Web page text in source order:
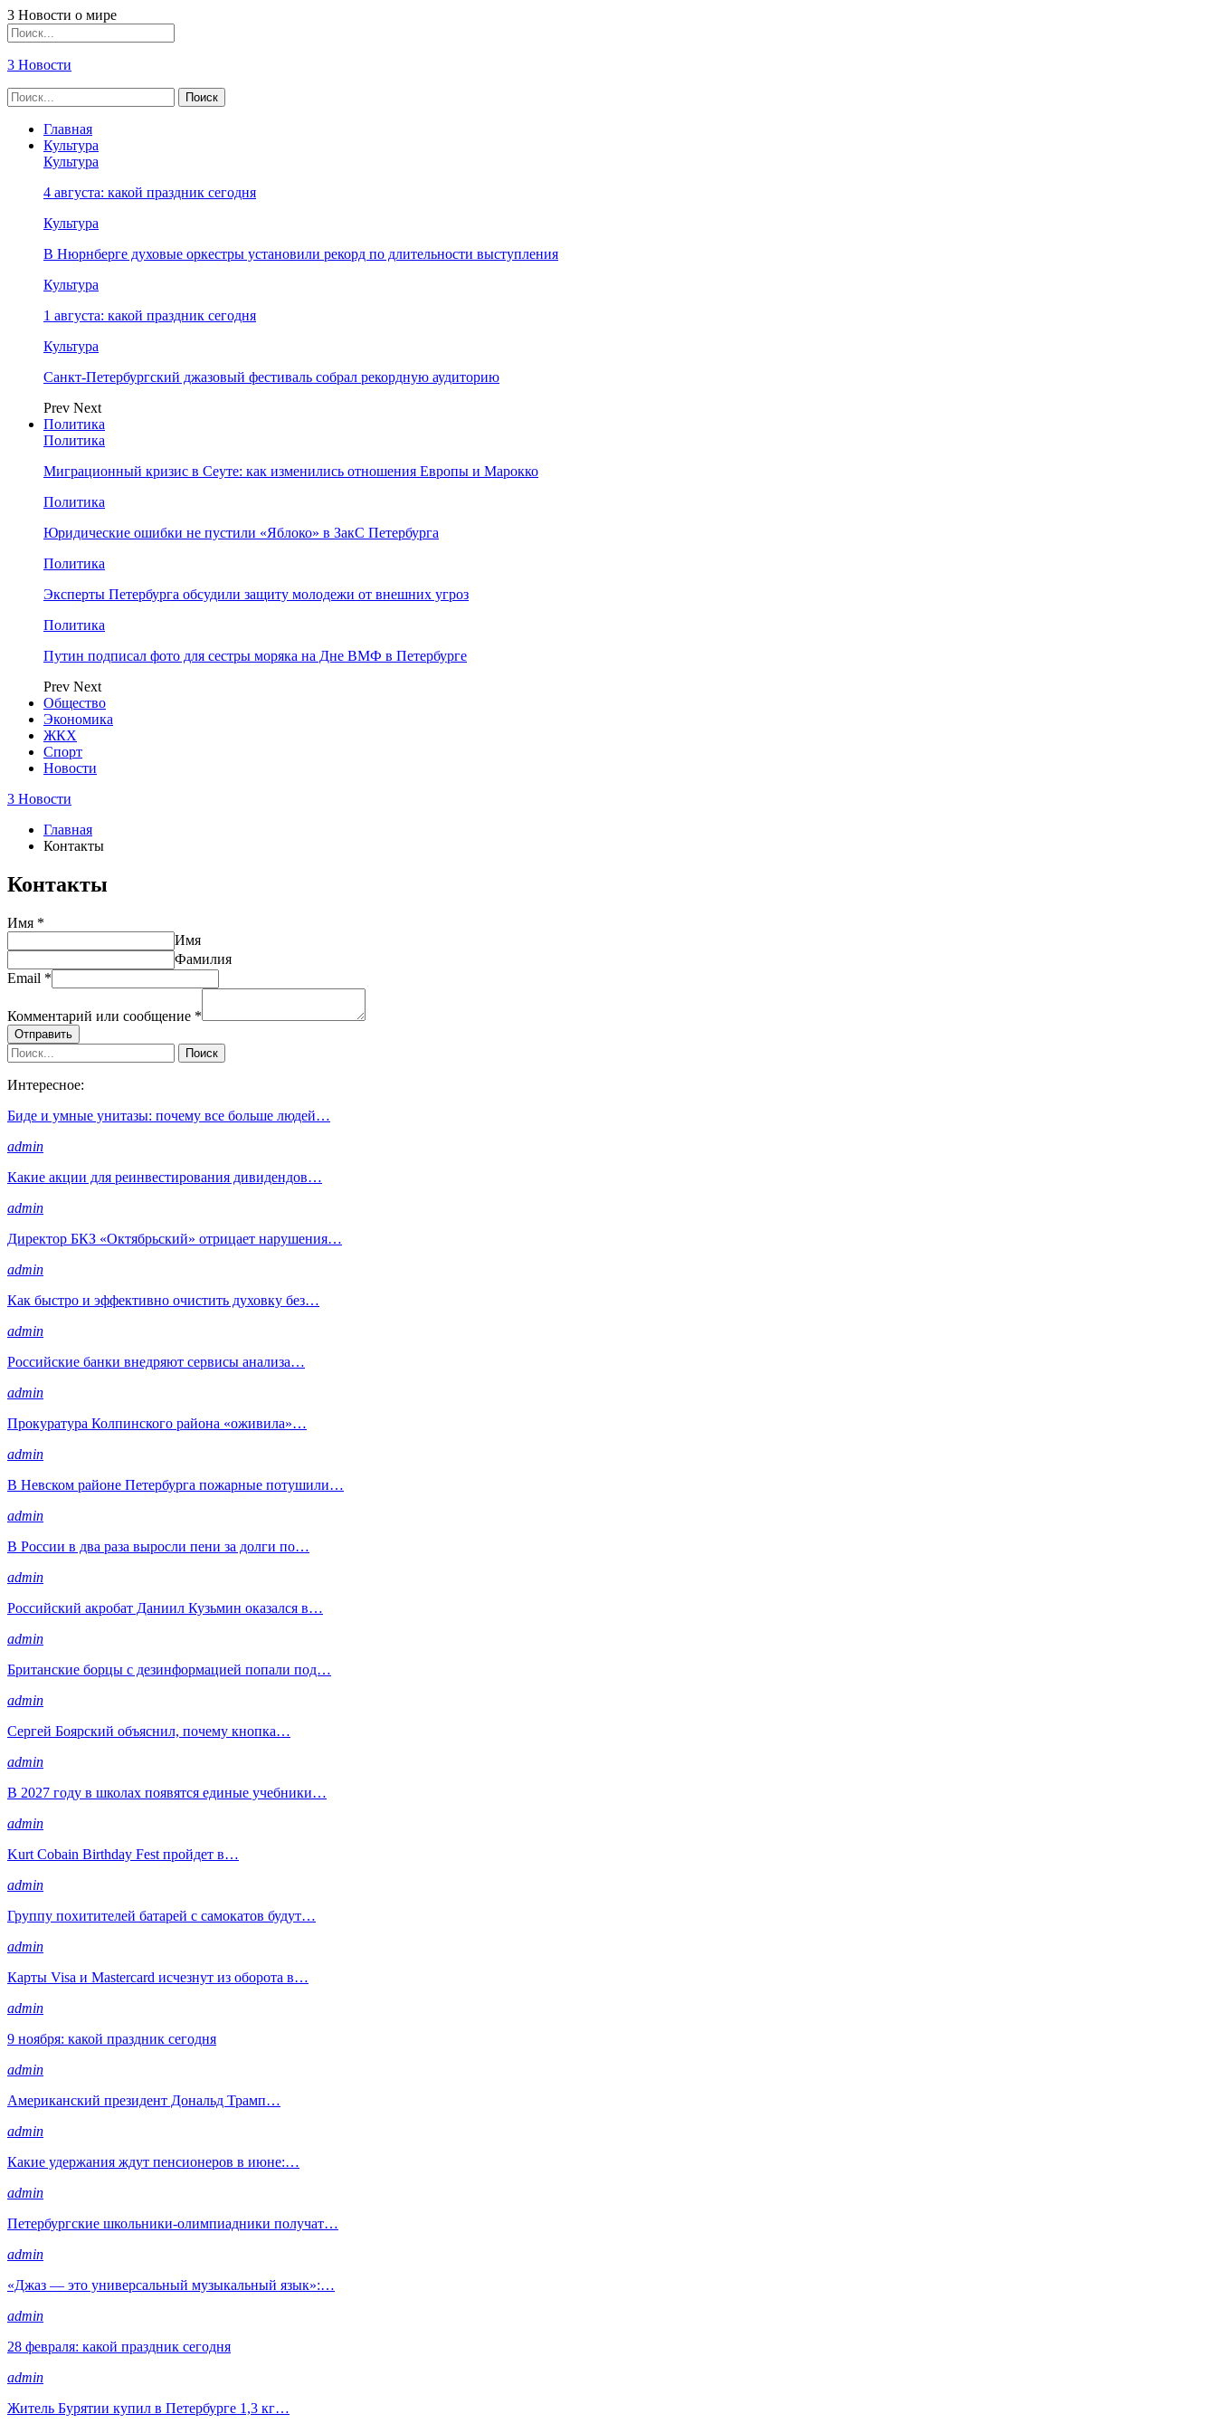
3 Новости о мире
3 Новости
Главная
Культура
Культура
4 августа: какой праздник сегодня
Культура
В Нюрнберге духовые оркестры установили рекорд по длительности выступления
Культура
1 августа: какой праздник сегодня
Культура
Санкт-Петербургский джазовый фестиваль собрал рекордную аудиторию
Prev Next
Политика
Политика
Миграционный кризис в Сеуте: как изменились отношения Европы и Марокко
Политика
Юридические ошибки не пустили «Яблоко» в ЗакС Петербурга
Политика
Эксперты Петербурга обсудили защиту молодежи от внешних угроз
Политика
Путин подписал фото для сестры моряка на Дне ВМФ в Петербурге
Prev Next
Общество
Экономика
ЖКХ
Спорт
Новости
3 Новости
Главная
Контакты
Контакты
Имя *
Имя
Фамилия
Email *
Комментарий или сообщение *
Отправить
Интересное:
Биде и умные унитазы: почему все больше людей…
admin
Какие акции для реинвестирования дивидендов…
admin
Директор БКЗ «Октябрьский» отрицает нарушения…
admin
Как быстро и эффективно очистить духовку без…
admin
Российские банки внедряют сервисы анализа…
admin
Прокуратура Колпинского района «оживила»…
admin
В Невском районе Петербурга пожарные потушили…
admin
В России в два раза выросли пени за долги по…
admin
Российский акробат Даниил Кузьмин оказался в…
admin
Британские борцы с дезинформацией попали под…
admin
Сергей Боярский объяснил, почему кнопка…
admin
В 2027 году в школах появятся единые учебники…
admin
Kurt Cobain Birthday Fest пройдет в…
admin
Группу похитителей батарей с самокатов будут…
admin
Карты Visa и Mastercard исчезнут из оборота в…
admin
9 ноября: какой праздник сегодня
admin
Американский президент Дональд Трамп…
admin
Какие удержания ждут пенсионеров в июне:…
admin
Петербургские школьники-олимпиадники получат…
admin
«Джаз — это универсальный музыкальный язык»:…
admin
28 февраля: какой праздник сегодня
admin
Житель Бурятии купил в Петербурге 1,3 кг…